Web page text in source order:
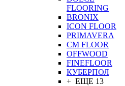
FLOORING
BRONIX
ICON FLOOR
PRIMAVERA
CM FLOOR
OFFWOOD
FINEFLOOR
КУБЕРПОЛ
+ ЕЩЕ 13